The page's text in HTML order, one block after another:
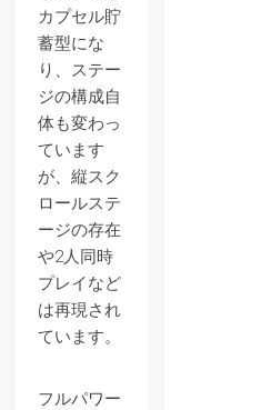
カプセル貯
蓄型にな
り、ステー
ジの構成自
体も変わっ
ています
が、縦スク
ロールステ
ージの存在
や2人同時
プレイなど
は再現され
ています。
フルパワー